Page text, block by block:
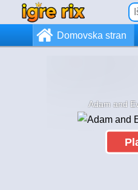
Domovska stran
Adam and